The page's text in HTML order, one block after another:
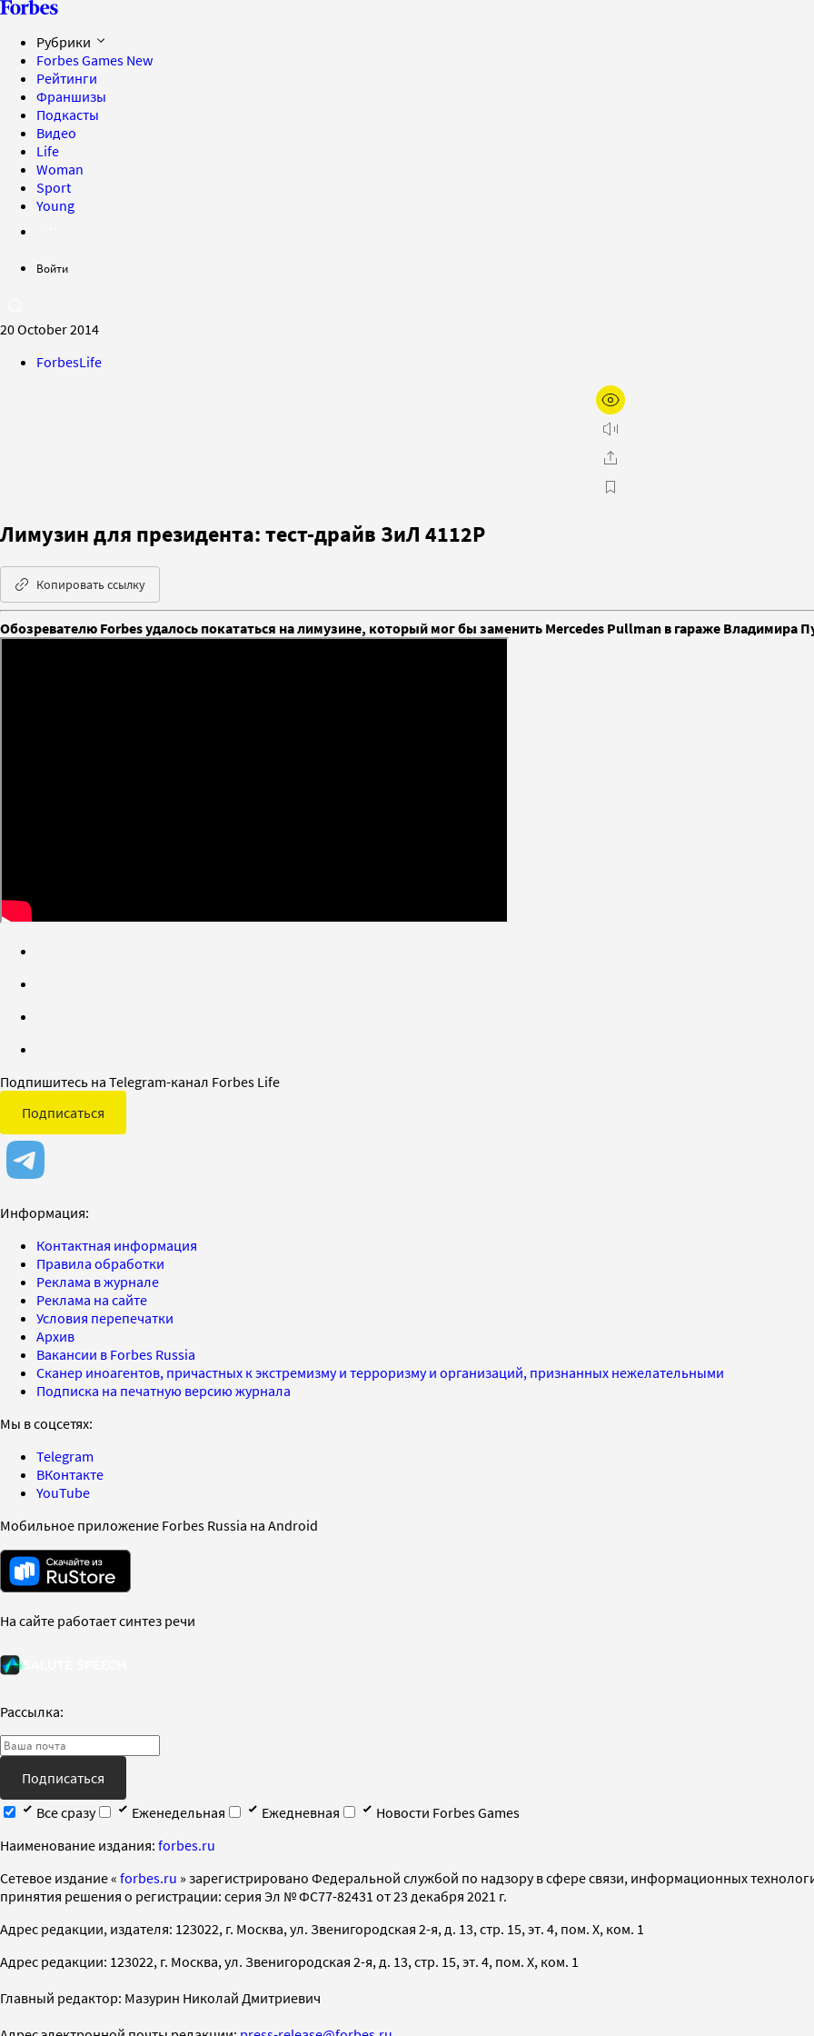
Рубрики
Forbes Games New
Рейтинги
Франшизы
Подкасты
Видео
Life
Woman
Sport
Young
Войти
20 October 2014
ForbesLife
Лимузин для президента: тест-драйв ЗиЛ 4112Р
Копировать ссылку
Обозревателю Forbes удалось покататься на лимузине, который мог бы заменить Mercedes Pullman в гараже Владимира
Подпишитесь на Telegram-канал Forbes Life
Подписаться
Информация:
Контактная информация
Правила обработки
Реклама в журнале
Реклама на сайте
Условия перепечатки
Архив
Вакансии в Forbes Russia
Сканер иноагентов, причастных к экстремизму и терроризму и организаций, признанных нежелательными
Подписка на печатную версию журнала
Мы в соцсетях:
Telegram
ВКонтакте
YouTube
Мобильное приложение Forbes Russia на Android
На сайте работает синтез речи
Рассылка:
Подписаться
Все сразу
Еженедельная Ежедневная
Новости Forbes Games
Наименование издания: forbes.ru
Cетевое издание « forbes.ru » зарегистрировано Федеральной службой по надзору в сфере связи, информационных
принятия решения о регистрации: серия Эл № ФС77-82431 от 23 декабря 2021 г.
Адрес редакции, издателя: 123022, г. Москва, ул. Звенигородская 2-я, д. 13, стр. 15, эт. 4, пом. X, ком. 1
Адрес редакции: 123022, г. Москва, ул. Звенигородская 2-я, д. 13, стр. 15, эт. 4, пом. X, ком. 1
Главный редактор: Мазурин Николай Дмитриевич